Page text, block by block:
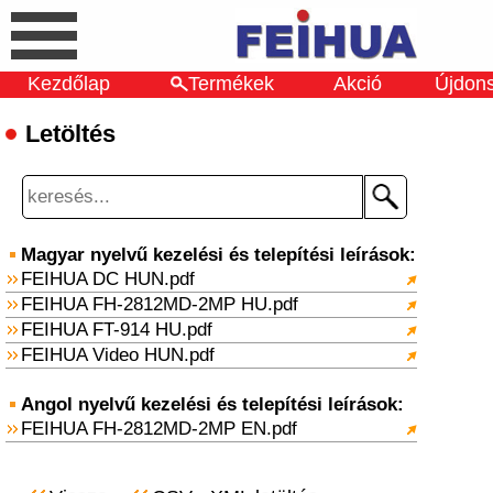
Kezdőlap Termékek Akció
Letöltés
Magyar nyelvű kezelési és telepítési leírások:
FEIHUA DC HUN.pdf
FEIHUA FH-2812MD-2MP HU.pdf
FEIHUA FT-914 HU.pdf
FEIHUA Video HUN.pdf
Angol nyelvű kezelési és telepítési leírások:
FEIHUA FH-2812MD-2MP EN.pdf